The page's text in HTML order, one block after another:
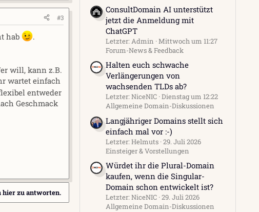
#3
hab
.
will, kann z.B.
wartet einfach
entweder
Geschmack
hier zu antworten.
ConsultDomain AI unterstützt
jetzt die Anmeldung mit
ChatGPT
Letzter: Admin Mittwoch um 11:27
Forum-News & Feedback
Halten euch schwache
Verlängerungen von
wachsenden TLDs ab?
Letzter: NiceNIC Dienstag um 12:22
Allgemeine Domain-Diskussionen
Langjähriger Domains stellt sich
einfach mal vor :-)
Letzter: Helmuts 29. Juli 2026
Einsteiger & Vorstellungen
Würdet ihr die Plural-Domain
kaufen, wenn die Singular-
Domain schon entwickelt ist?
Letzter: NiceNIC 29. Juli 2026
Allgemeine Domain-Diskussionen